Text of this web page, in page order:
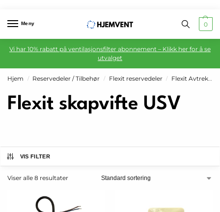
Meny 0
Vi har 10% rabatt på ventilasjonsfilter abonnement – Klikk her for å se
utvalget
Hjem / Reservedeler / Tilbehør / Flexit reservedeler / Flexit Avtrekksanlegg
Flexit skapvifte USV
VIS FILTER
Viser alle 8 resultater